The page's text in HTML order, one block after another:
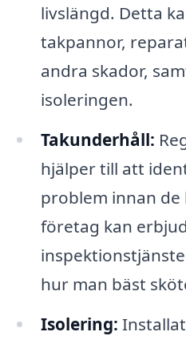
livslängd. Detta
takpannor,
andra skador,
isoleringen.
Takunderhåll:
hjälper till att
problem innan
företag kan
hur man bäst
Isolering: